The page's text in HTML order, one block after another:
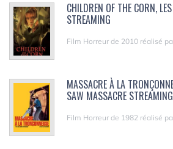
CHILDREN OF THE CORN,
STREAMING
Film Horreur de 2010 réalisé
MASSACRE À LA
SAW MASSACRE STREAMING
Film Horreur de 1982 réalisé